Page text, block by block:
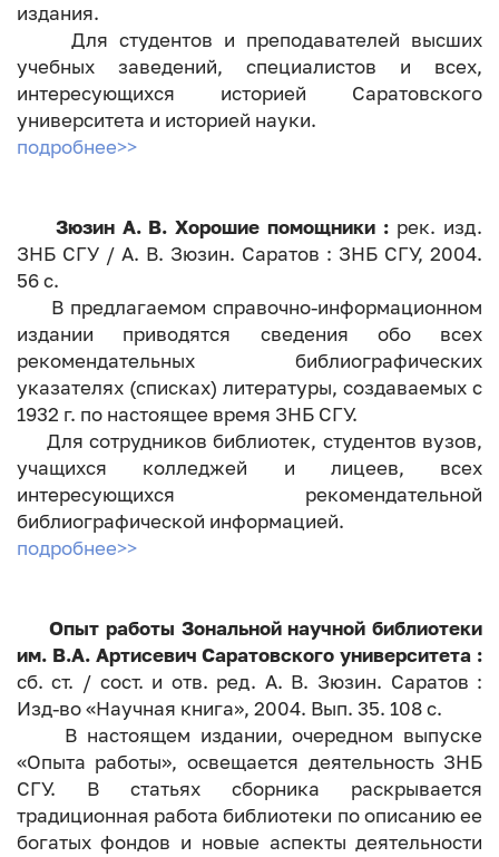
издания.
Для студентов и преподавателей высших
учебных заведений, специалистов и всех,
интересующихся историей Саратовского
университета и историей науки.
подробнее>>
Зюзин А. В. Хорошие помощники : рек. изд.
ЗНБ СГУ / А. В. Зюзин. Саратов : ЗНБ СГУ, 2004.
56 с.
В предлагаемом справочно-информационном
издании приводятся сведения обо всех
рекомендательных библиографических
указателях (списках) литературы, создаваемых с
1932 г. по настоящее время ЗНБ СГУ.
Для сотрудников библиотек, студентов вузов,
учащихся колледжей и лицеев, всех
интересующихся рекомендательной
библиографической информацией.
подробнее>>
Опыт работы Зональной научной библиотеки
им. В.А. Артисевич Саратовского университета :
сб. ст. / сост. и отв. ред. А. В. Зюзин. Саратов :
Изд-во «Научная книга», 2004. Вып. 35. 108 с.
В настоящем издании, очередном выпуске
«Опыта работы», освещается деятельность ЗНБ
СГУ. В статьях сборника раскрывается
традиционная работа библиотеки по описанию ее
богатых фондов и новые аспекты деятельности